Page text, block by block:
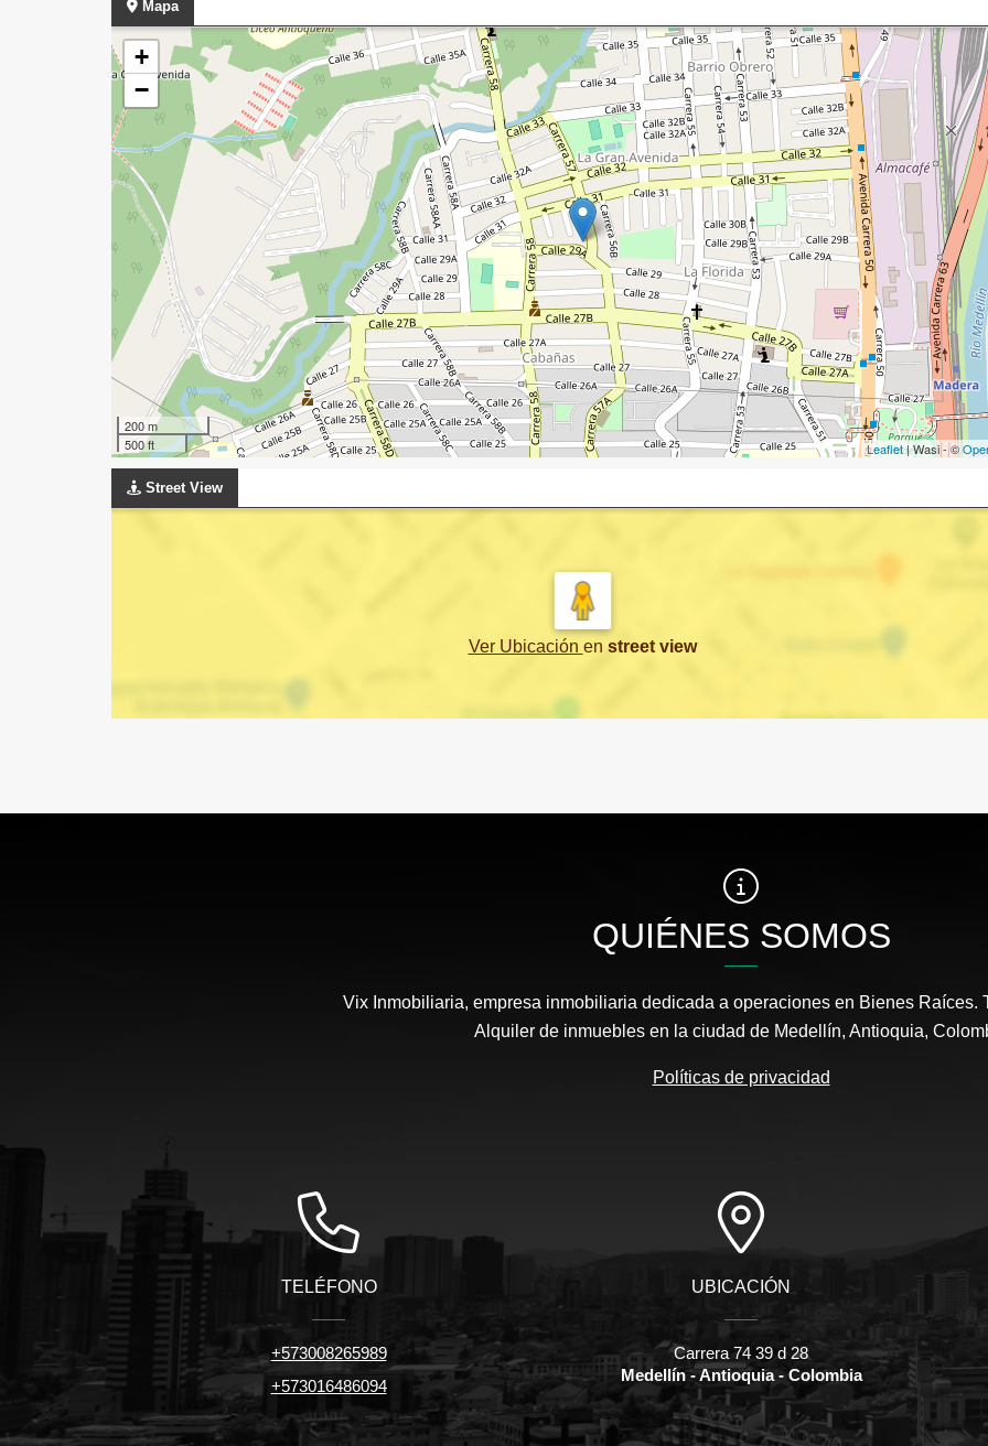
Mapa
+
−
200 m
500 ft
Leaflet| Wasi - ©
Street View
Ver Ubicación en street view
QUIÉNES SOMOS
Vix Inmobiliaria, empresa inmobiliaria dedicada a operaciones en Bienes Raíces.
Alquiler de inmuebles en la ciudad de Medellín, Antioquia,
Políticas de privacidad
TELÉFONO
+573008265989
+573016486094
UBICACIÓN
Carrera 74 39 d 28
Medellín - Antioquia - Colombia